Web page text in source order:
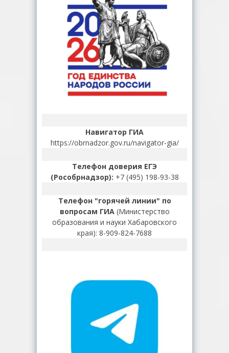
Навигатор ГИА
https://obrnadzor.gov.ru/navigator-gia/
Телефон доверия ЕГЭ
(Рособрнадзор): +7 (495) 198-93-38
Телефон "горячей линии" по
вопросам ГИА(Министерство
образования и науки Хабаровского
края): 8-909-824-7688